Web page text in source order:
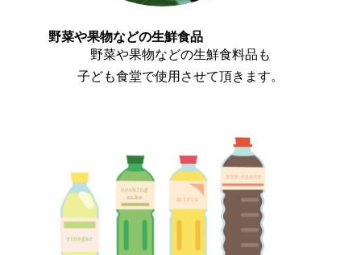
野菜や果物などの生鮮食品
野菜や果物などの生鮮食料品も
子ども食堂で使用させて頂きます。